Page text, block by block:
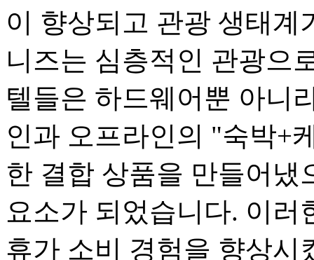
이 향상되고 관광 생태계
니즈는 심층적인 관광으
텔들은 하드웨어뿐 아니
인과 오프라인의 "숙박+
한 결합 상품을 만들어냈
요소가 되었습니다. 이
휴가 소비 경험을 향상시